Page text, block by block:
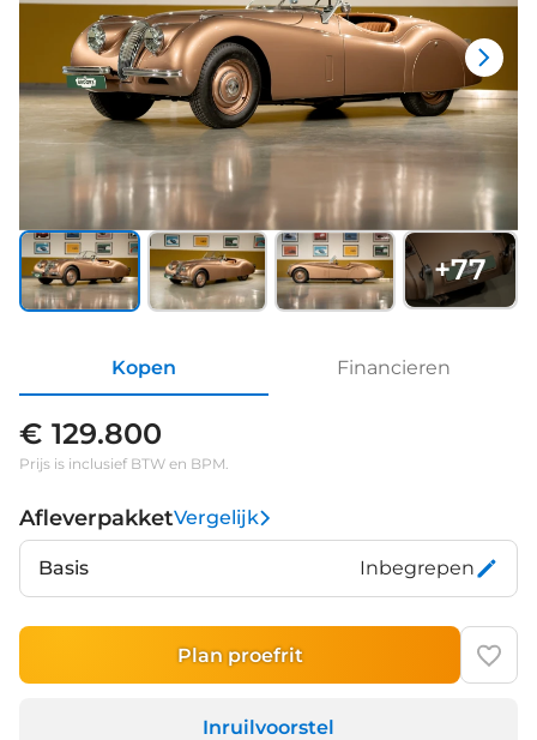
+77
Kopen Financieren
€ 129.800
Prijs is inclusief BTW en BPM.
AfleverpakketVergelijk
Basis Inbegrepen
Plan proefrit
Inruilvoorstel